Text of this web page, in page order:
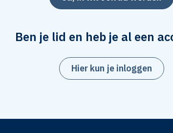
Vraag & antwoord
Ben je lid en heb je al een
Hier kun je inloggen